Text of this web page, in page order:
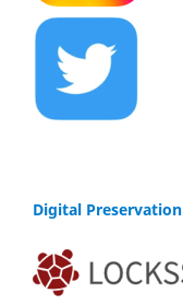
Digital Preservation